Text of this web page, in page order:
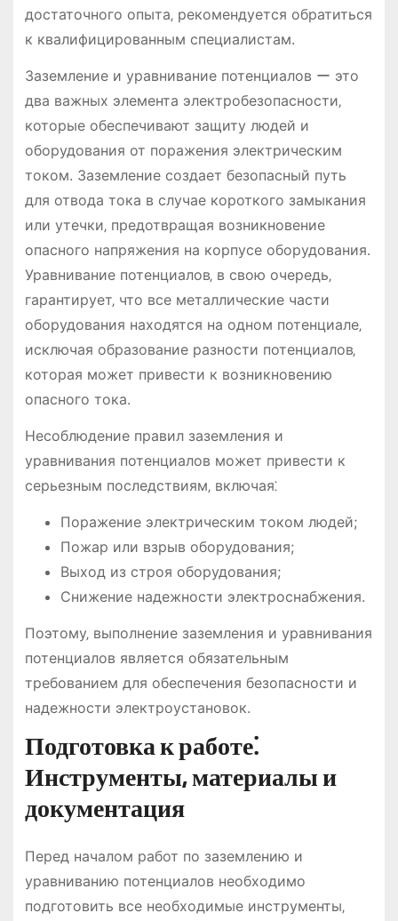
достаточного опыта‚ рекомендуется обратиться
к квалифицированным специалистам.
Заземление и уравнивание потенциалов ー это
два важных элемента электробезопасности‚
которые обеспечивают защиту людей и
оборудования от поражения электрическим
током. Заземление создает безопасный путь
для отвода тока в случае короткого замыкания
или утечки‚ предотвращая возникновение
опасного напряжения на корпусе оборудования.
Уравнивание потенциалов‚ в свою очередь‚
гарантирует‚ что все металлические части
оборудования находятся на одном потенциале‚
исключая образование разности потенциалов‚
которая может привести к возникновению
опасного тока.
Несоблюдение правил заземления и
уравнивания потенциалов может привести к
серьезным последствиям‚ включая⁚
Поражение электрическим током людей;
Пожар или взрыв оборудования;
Выход из строя оборудования;
Снижение надежности электроснабжения.
Поэтому‚ выполнение заземления и уравнивания
потенциалов является обязательным
требованием для обеспечения безопасности и
надежности электроустановок.
Подготовка к работе⁚
Инструменты‚ материалы и
документация
Перед началом работ по заземлению и
уравниванию потенциалов необходимо
подготовить все необходимые инструменты‚